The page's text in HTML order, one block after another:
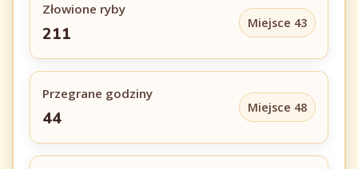
Złowione ryby
211
Miejsce 43
Przegrane godziny
44
Miejsce 48